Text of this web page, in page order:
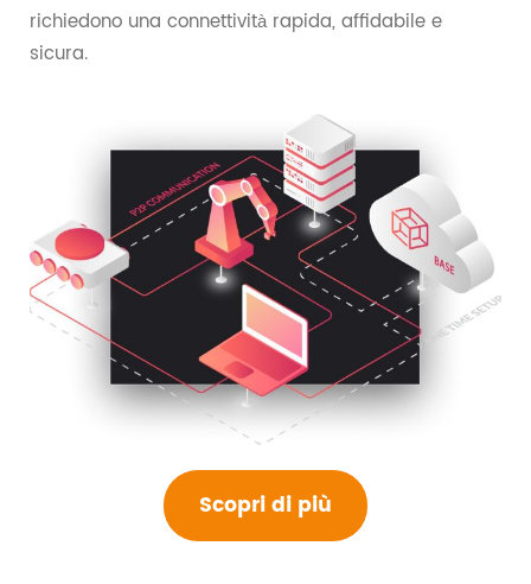
richiedono una connettività rapida, affidabile e
sicura.
Scopri di più